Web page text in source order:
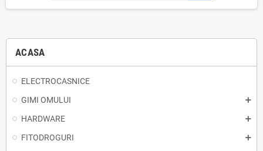
ACASA
ELECTROCASNICE
GIMI OMULUI
HARDWARE
FITODROGURI